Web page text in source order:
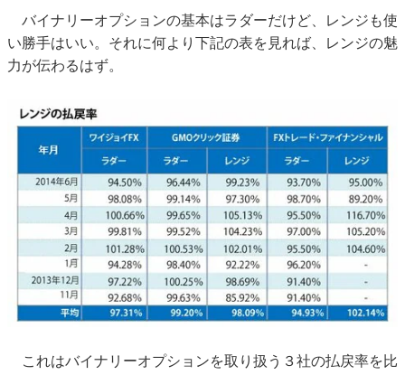
バイナリーオプションの基本はラダーだけど、レンジも使
い勝手はいい。それに何より下記の表を見れば、レンジの魅
力が伝わるはず。
これはバイナリーオプションを取り扱う３社の払戻率を比